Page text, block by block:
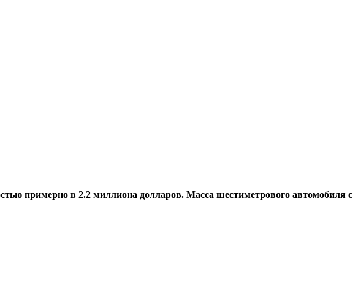
примерно в 2.2 миллиона долларов. Масса шестиметрового автомобиля с